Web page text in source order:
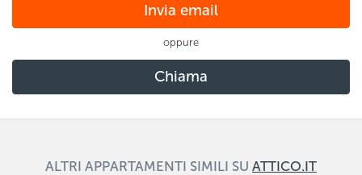
Invia email
Chiama
ALTRI APPARTAMENTI SIMILI SU ATTICO.IT